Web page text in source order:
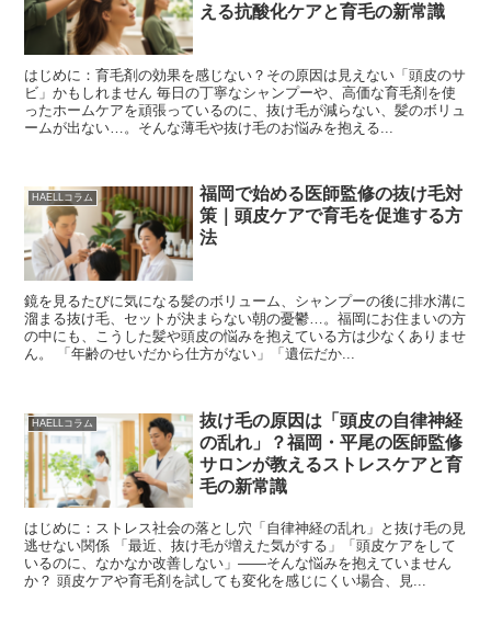
える抗酸化ケアと育毛の新常識
はじめに：育毛剤の効果を感じない？その原因は見えない「頭皮のサ
ビ」かもしれません 毎日の丁寧なシャンプーや、高価な育毛剤を使
ったホームケアを頑張っているのに、抜け毛が減らない、髪のボリュ
ームが出ない…。そんな薄毛や抜け毛のお悩みを抱える...
HAELLコラム
福岡で始める医師監修の抜け毛対
策｜頭皮ケアで育毛を促進する方
法
鏡を見るたびに気になる髪のボリューム、シャンプーの後に排水溝に
溜まる抜け毛、セットが決まらない朝の憂鬱…。福岡にお住まいの方
の中にも、こうした髪や頭皮の悩みを抱えている方は少なくありませ
ん。 「年齢のせいだから仕方がない」「遺伝だか...
HAELLコラム
抜け毛の原因は「頭皮の自律神経
の乱れ」？福岡・平尾の医師監修
サロンが教えるストレスケアと育
毛の新常識
はじめに：ストレス社会の落とし穴「自律神経の乱れ」と抜け毛の見
逃せない関係 「最近、抜け毛が増えた気がする」「頭皮ケアをして
いるのに、なかなか改善しない」——そんな悩みを抱えていません
か？ 頭皮ケアや育毛剤を試しても変化を感じにくい場合、見...